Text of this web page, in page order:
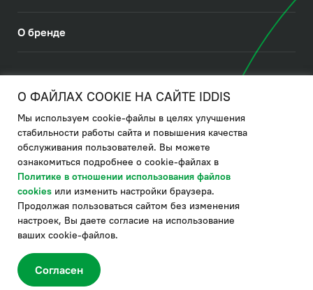
О бренде
Политика в отношении использования файлов cookies
Политика обработки ПДн
Политика в области управления цепочкой поставки
по системе "НСЛС"
Производитель оставляет за собой право в любой момент
вносить изменения в комплектацию, дизайн и характеристики
товара, не ухудшающие его качество.
О ФАЙЛАХ COOKIE НА САЙТЕ IDDIS
Мы используем cookie-файлы в целях улучшения
стабильности работы сайта и повышения качества
обслуживания пользователей. Вы можете
ознакомиться подробнее о cookie-файлах в
Политике в отношении использования файлов
cookies или изменить настройки браузера.
Продолжая пользоваться сайтом без изменения
настроек, Вы даете согласие на использование
ваших cookie-файлов.
Согласен